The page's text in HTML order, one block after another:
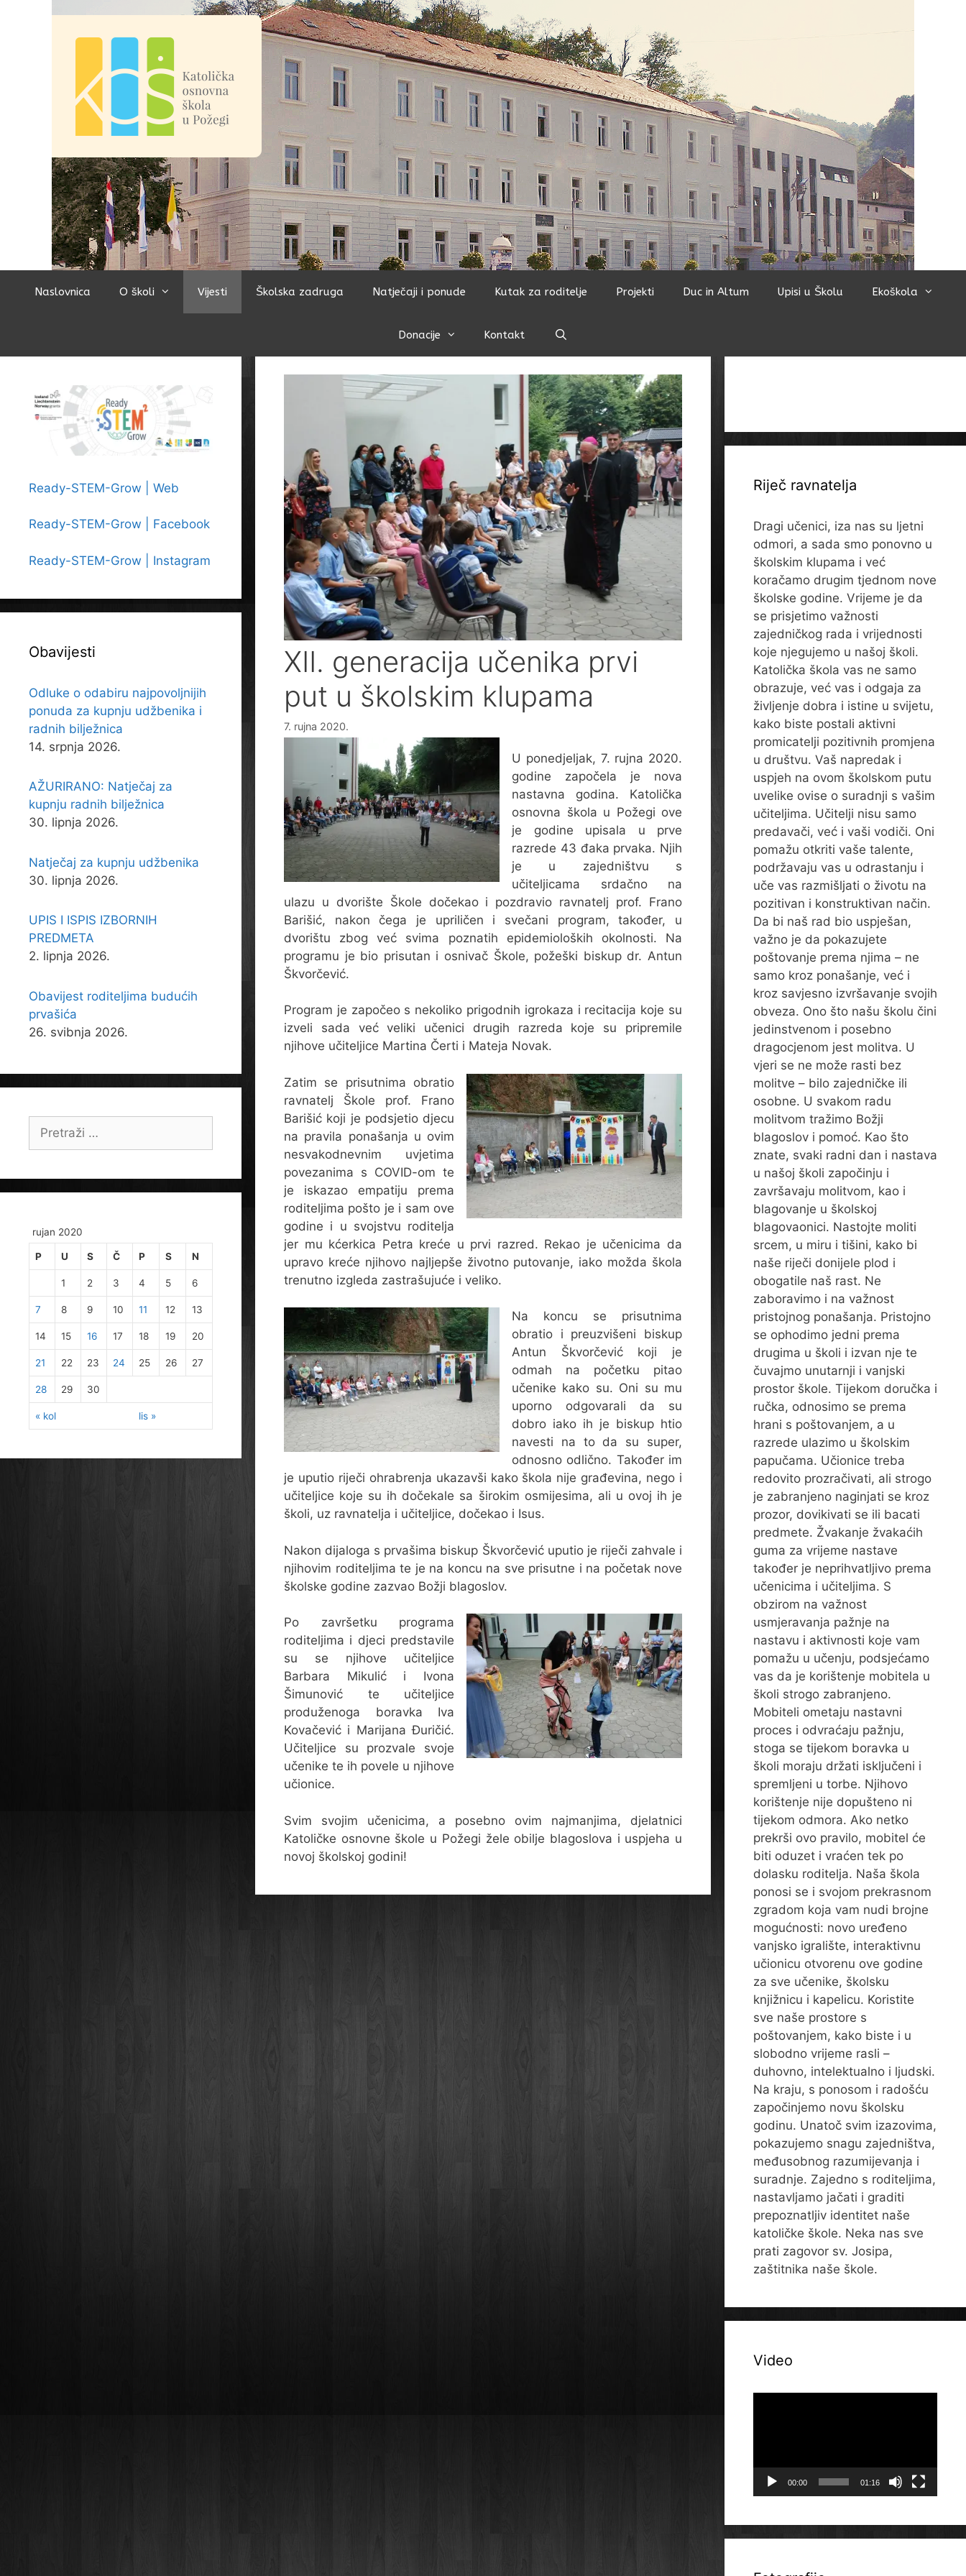
Naslovnica O školi Vijesti Školska zadruga Natječaji i ponude Kutak za roditelje Projekti Duc in Altum Upisi u Školu Ekoškola
Donacije Kontakt
XII. generacija učenika prvi
put u školskim klupama
7. rujna 2020.
U ponedjeljak, 7. rujna 2020.
godine započela je nova
nastavna godina. Katolička
osnovna škola u Požegi ove
je godine upisala u prve
razrede 43 đaka prvaka. Njih
je u zajedništvu s
učiteljicama srdačno na
ulazu u dvorište Škole dočekao i pozdravio ravnatelj prof. Frano
Barišić, nakon čega je upriličen i svečani program, također, u
dvorištu zbog već svima poznatih epidemioloških okolnosti. Na
programu je bio prisutan i osnivač Škole, požeški biskup dr. Antun
Škvorčević.
Program je započeo s nekoliko prigodnih igrokaza i recitacija koje su
izveli sada već veliki učenici drugih razreda koje su pripremile
njihove učiteljice Martina Čerti i Mateja Novak.
Zatim se prisutnima obratio
ravnatelj Škole prof. Frano
Barišić koji je podsjetio djecu
na pravila ponašanja u ovim
nesvakodnevnim uvjetima
povezanima s COVID-om te
je iskazao empatiju prema
roditeljima pošto je i sam ove
godine i u svojstvu roditelja
jer mu kćerkica Petra kreće u prvi razred. Rekao je učenicima da
upravo kreće njihovo najljepše životno putovanje, iako možda škola
trenutno izgleda zastrašujuće i veliko.
Na koncu se prisutnima
obratio i preuzvišeni biskup
Antun Škvorčević koji je
odmah na početku pitao
učenike kako su. Oni su mu
uporno odgovarali da su
dobro iako ih je biskup htio
navesti na to da su super,
odnosno odlično. Također im
je uputio riječi ohrabrenja ukazavši kako škola nije građevina, nego i
učiteljice koje su ih dočekale sa širokim osmijesima, ali u ovoj ih je
školi, uz ravnatelja i učiteljice, dočekao i Isus.
Nakon dijaloga s prvašima biskup Škvorčević uputio je riječi zahvale i
njihovim roditeljima te je na koncu na sve prisutne i na početak nove
školske godine zazvao Božji blagoslov.
Po završetku programa
roditeljima i djeci predstavile
su se njihove učiteljice
Barbara Mikulić i Ivona
Šimunović te učiteljice
produženoga boravka Iva
Kovačević i Marijana Đuričić.
Učiteljice su prozvale svoje
učenike te ih povele u njihove
učionice.
Svim svojim učenicima, a posebno ovim najmanjima, djelatnici
Katoličke osnovne škole u Požegi žele obilje blagoslova i uspjeha u
novoj školskoj godini!
Ready-STEM-Grow | Web
Ready-STEM-Grow | Facebook
Ready-STEM-Grow | Instagram
Obavijesti
Odluke o odabiru najpovoljnijih
ponuda za kupnju udžbenika i
radnih bilježnica
14. srpnja 2026.
AŽURIRANO: Natječaj za
kupnju radnih bilježnica
30. lipnja 2026.
Natječaj za kupnju udžbenika
30. lipnja 2026.
UPIS I ISPIS IZBORNIH
PREDMETA
2. lipnja 2026.
Obavijest roditeljima budućih
prvašića
26. svibnja 2026.
rujan 2020
P U S Č P S N
« kol lis »
1 2 3 4 5 6
7 8 9 10 11 12 13
14 15 16 17 18 19 20
21 22 23 24 25 26 27
28 29 30
Riječ ravnatelja
Dragi učenici, iza nas su ljetni
odmori, a sada smo ponovno u
školskim klupama i već
koračamo drugim tjednom nove
školske godine. Vrijeme je da
se prisjetimo važnosti
zajedničkog rada i vrijednosti
koje njegujemo u našoj školi.
Katolička škola vas ne samo
obrazuje, već vas i odgaja za
življenje dobra i istine u svijetu,
kako biste postali aktivni
promicatelji pozitivnih promjena
u društvu. Vaš napredak i
uspjeh na ovom školskom putu
uvelike ovise o suradnji s vašim
učiteljima. Učitelji nisu samo
predavači, već i vaši vodiči. Oni
pomažu otkriti vaše talente,
podržavaju vas u odrastanju i
uče vas razmišljati o životu na
pozitivan i konstruktivan način.
Da bi naš rad bio uspješan,
važno je da pokazujete
poštovanje prema njima – ne
samo kroz ponašanje, već i
kroz savjesno izvršavanje svojih
obveza. Ono što našu školu čini
jedinstvenom i posebno
dragocjenom jest molitva. U
vjeri se ne može rasti bez
molitve – bilo zajedničke ili
osobne. U svakom radu
molitvom tražimo Božji
blagoslov i pomoć. Kao što
znate, svaki radni dan i nastava
u našoj školi započinju i
završavaju molitvom, kao i
blagovanje u školskoj
blagovaonici. Nastojte moliti
srcem, u miru i tišini, kako bi
naše riječi donijele plod i
obogatile naš rast. Ne
zaboravimo i na važnost
pristojnog ponašanja. Pristojno
se ophodimo jedni prema
drugima u školi i izvan nje te
čuvajmo unutarnji i vanjski
prostor škole. Tijekom doručka i
ručka, odnosimo se prema
hrani s poštovanjem, a u
razrede ulazimo u školskim
papučama. Učionice treba
redovito prozračivati, ali strogo
je zabranjeno naginjati se kroz
prozor, dovikivati se ili bacati
predmete. Žvakanje žvakaćih
guma za vrijeme nastave
također je neprihvatljivo prema
učenicima i učiteljima. S
obzirom na važnost
usmjeravanja pažnje na
nastavu i aktivnosti koje vam
pomažu u učenju, podsjećamo
vas da je korištenje mobitela u
školi strogo zabranjeno.
Mobiteli ometaju nastavni
proces i odvraćaju pažnju,
stoga se tijekom boravka u
školi moraju držati isključeni i
spremljeni u torbe. Njihovo
korištenje nije dopušteno ni
tijekom odmora. Ako netko
prekrši ovo pravilo, mobitel će
biti oduzet i vraćen tek po
dolasku roditelja. Naša škola
ponosi se i svojom prekrasnom
zgradom koja vam nudi brojne
mogućnosti: novo uređeno
vanjsko igralište, interaktivnu
učionicu otvorenu ove godine
za sve učenike, školsku
knjižnicu i kapelicu. Koristite
sve naše prostore s
poštovanjem, kako biste i u
slobodno vrijeme rasli –
duhovno, intelektualno i ljudski.
Na kraju, s ponosom i radošću
započinjemo novu školsku
godinu. Unatoč svim izazovima,
pokazujemo snagu zajedništva,
međusobnog razumijevanja i
suradnje. Zajedno s roditeljima,
nastavljamo jačati i graditi
prepoznatljiv identitet naše
katoličke škole. Neka nas sve
prati zagovor sv. Josipa,
zaštitnika naše škole.
Video
00:00 01:16